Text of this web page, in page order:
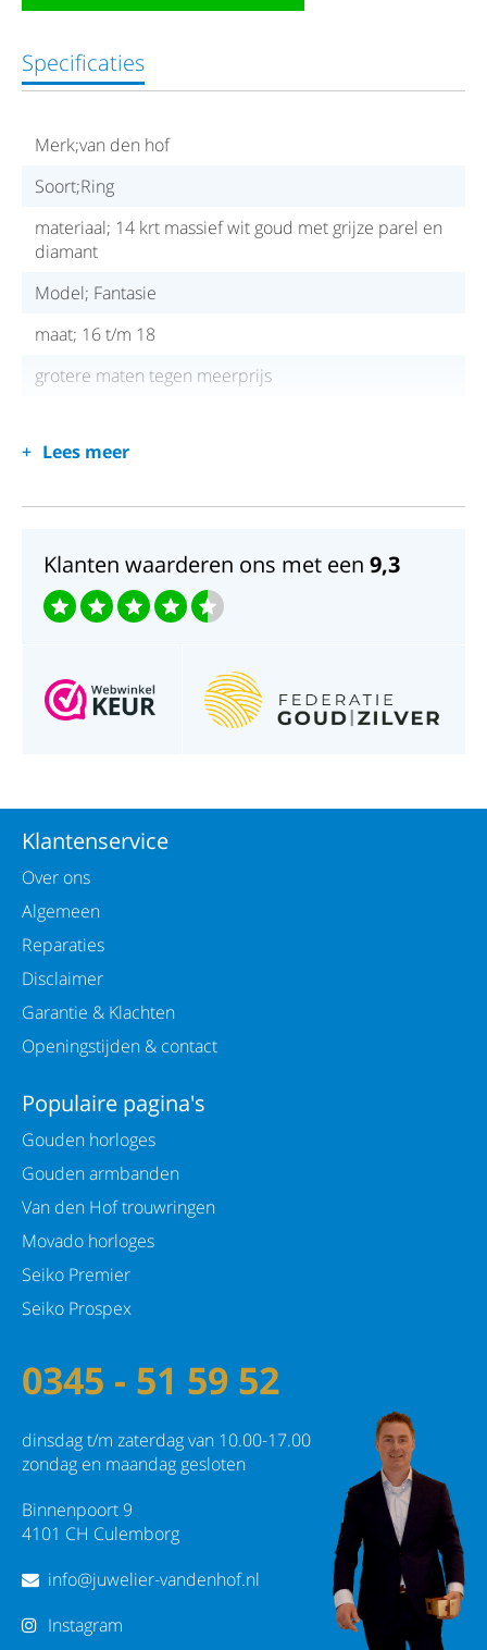
Specificaties
Merk;van den hof
Soort;Ring
materiaal; 14 krt massief wit goud met grijze parel en
diamant
Model; Fantasie
maat; 16 t/m 18
grotere maten tegen meerprijs
Lees meer
Klanten waarderen ons met een 9,3
Klantenservice
Over ons
Algemeen
Reparaties
Disclaimer
Garantie & Klachten
Openingstijden & contact
Populaire pagina's
Gouden horloges
Gouden armbanden
Van den Hof trouwringen
Movado horloges
Seiko Premier
Seiko Prospex
0345 - 51 59 52
dinsdag t/m zaterdag van 10.00-17.00
zondag en maandag gesloten
Binnenpoort 9
4101 CH Culemborg
info@juwelier-vandenhof.nl
Instagram